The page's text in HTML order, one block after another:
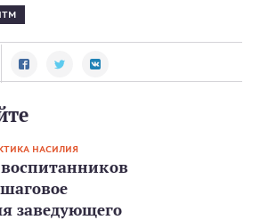
НАСИЛИЯ
заведующего